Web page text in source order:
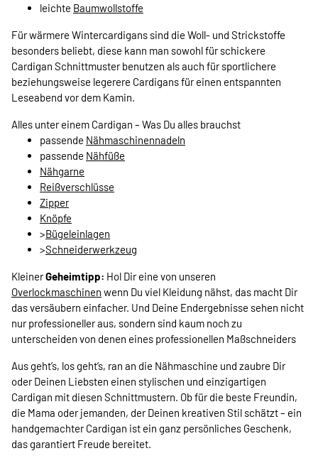
leichte Baumwollstoffe
Für wärmere Wintercardigans sind die Woll- und Strickstoffe
besonders beliebt, diese kann man sowohl für schickere
Cardigan Schnittmuster benutzen als auch für sportlichere
beziehungsweise legerere Cardigans für einen entspannten
Leseabend vor dem Kamin.
Alles unter einem Cardigan – Was Du alles brauchst
passende Nähmaschinennadeln
passende Nähfüße
Nähgarne
Reißverschlüsse
Zipper
Knöpfe
>Bügeleinlagen
>Schneiderwerkzeug
KleinerGeheimtipp: Hol Dir eine von unseren
Overlockmaschinen wenn Du viel Kleidung nähst, das macht Dir
das versäubern einfacher. Und Deine Endergebnisse sehen nicht
nur professioneller aus, sondern sind kaum noch zu
unterscheiden von denen eines professionellen Maßschneiders
Aus geht’s, los geht’s, ran an die Nähmaschine und zaubre Dir
oder Deinen Liebsten einen stylischen und einzigartigen
Cardigan mit diesen Schnittmustern. Ob für die beste Freundin,
die Mama oder jemanden, der Deinen kreativen Stil schätzt – ein
handgemachter Cardigan ist ein ganz persönliches Geschenk,
das garantiert Freude bereitet.